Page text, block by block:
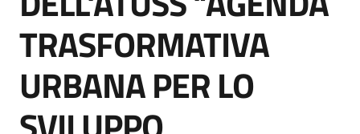
TRASFORMATIVA
URBANA PER LO